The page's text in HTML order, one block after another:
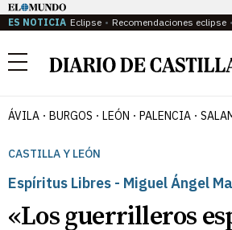
ES NOTICIA Eclipse Recomendaciones eclipse
Menú
ÁVILA BURGOS LEÓN PALENCIA
CASTILLA Y LEÓN
Espíritus Libres - Miguel Ángel
«Los guerrilleros